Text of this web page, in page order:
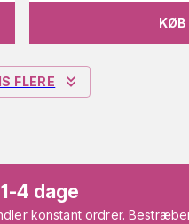
KØB
FLERE
4 dage
konstant ordrer.